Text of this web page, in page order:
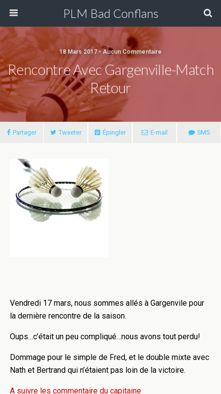
PLM Bad Conflans
18 Mars 2017 • Aucun Commentaire
Rencontre Avec Gargenville-Match
Retour
Partager Tweeter Épingler E-mail SMS
Vendredi 17 mars, nous sommes allés à Gargenvile pour
la dernière rencontre de la saison.
Oups…c’était un peu compliqué…nous avons tout perdu!
Dommage pour le simple de Fred, et le double mixte avec
Nath et Bertrand qui n’étaient pas loin de la victoire.
A suivre les commentaire du capitaine